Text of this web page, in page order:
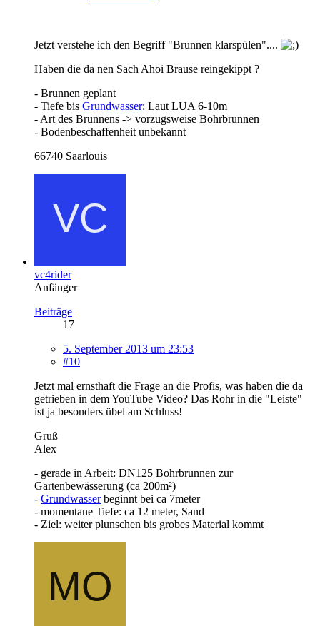
Jetzt verstehe ich den Begriff "Brunnen klarspülen"....
Haben die da nen Sach Ahoi Brause reingekippt ?
- Brunnen geplant
- Tiefe bis Grundwasser: Laut LUA 6-10m
- Art des Brunnens -> vorzugsweise Bohrbrunnen
- Bodenbeschaffenheit unbekannt
66740 Saarlouis
vc4rider
Anfänger
Beiträge
17
5. September 2013 um 23:53
#10
Jetzt mal ernsthaft die Frage an die Profis, was haben die da
getrieben in dem YouTube Video? Das Rohr in die "Leiste"
ist ja besonders übel am Schluss!
Gruß
Alex
- gerade in Arbeit: DN125 Bohrbrunnen zur
Gartenbewässerung (ca 200m²)
- Grundwasserbeginnt bei ca 7meter
- momentane Tiefe: ca 12 meter, Sand
- Ziel: weiter plunschen bis grobes Material kommt